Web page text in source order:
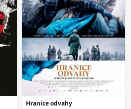
Hranice odvahy